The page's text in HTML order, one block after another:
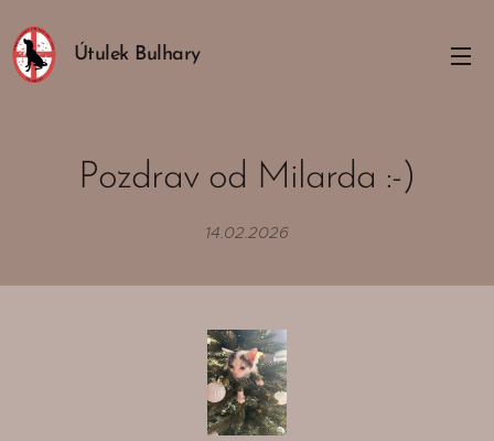
Útulek Bulhary
Pozdrav od Milarda :-)
14.02.2026